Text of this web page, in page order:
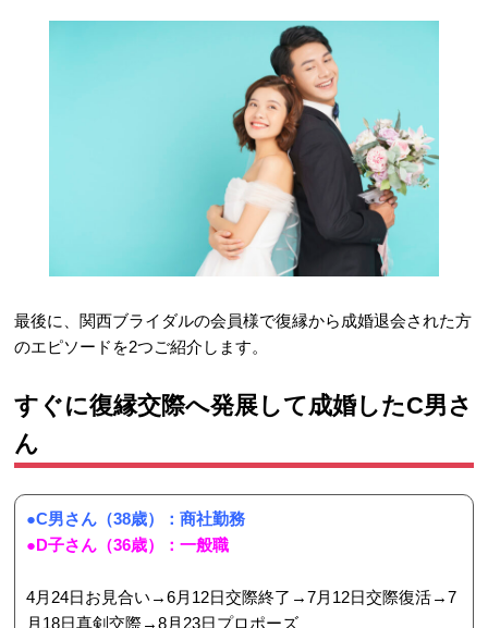
最後に、関西ブライダルの会員様で復縁から成婚退会された方
のエピソードを2つご紹介します。
すぐに復縁交際へ発展して成婚したC男さ
ん
●C男さん（38歳）：商社勤務
●D子さん（36歳）：一般職
4月24日お見合い→6月12日交際終了→7月12日交際復活→7
月18日真剣交際→8月23日プロポーズ